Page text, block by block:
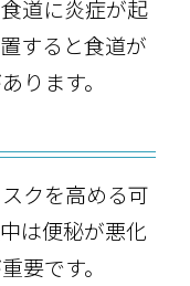
道に炎症が起
すると食道が
ります。
クを高める可
は便秘が悪化
要です。